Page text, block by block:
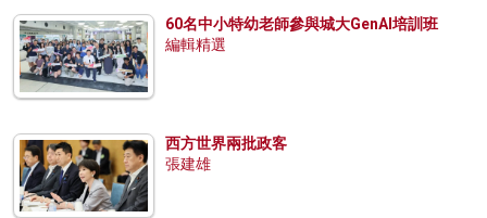
60名中小特幼老師參與城大GenAI培訓班
編輯精選
西方世界兩批政客
張建雄